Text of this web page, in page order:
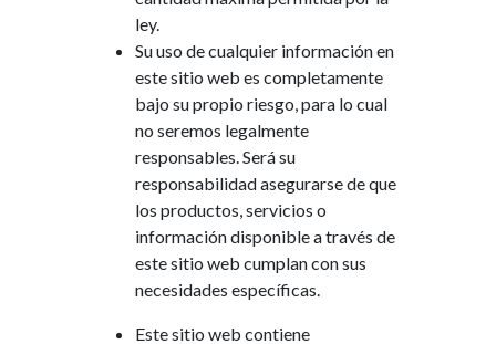
ley.
Suuso decualquier informaciónen
estesitio web es completamente
bajo supropio riesgo,para locual
no seremos legalmente
responsables.Serásu
responsabilidadasegurarsedeque
los productos,servicios o
informacióndisponiblea través de
estesitio web cumplan consus
necesidades específicas.
Estesitio web contiene